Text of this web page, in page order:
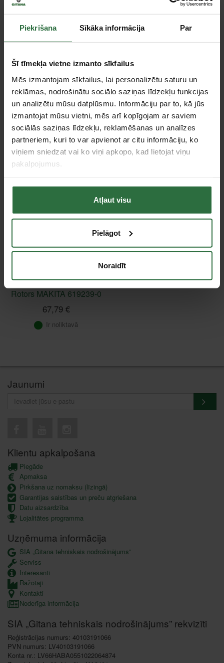
Piekrišana Sīkāka informācija Par
Šī tīmekļa vietne izmanto sīkfailus
Mēs izmantojam sīkfailus, lai personalizētu saturu un
reklāmas, nodrošinātu sociālo saziņas līdzekļu funkcijas
un analizētu mūsu datplūsmu. Informāciju par to, kā jūs
izmantojat mūsu vietni, mēs arī kopīgojam ar saviem
sociālās saziņas līdzekļu, reklamēšanas un analīzes
partneriem, kuri to var apvienot ar citu informāciju, ko
viņiem sniedzat vai ko viņi apkopo, kad lietojat viņu
pakalpojumus.
Atļaut visu
Pielāgot
Noraidīt
Salīdzināt Ieteikt cenu
Citas noliktavas, (uzzināt vairāk šeit, )
Tie, kas apskatīja šo preci, tāpat interesējās par...
Failed to load product list.
Apskatītie produkti
Rotors MAKITA 619239-0
67,79 €
Ir noliktavā
Jaunumi
Klientu apkalpošana
Piegāde
Apmaksa
Pirkšana uz nomaksu (līzingā)
Garantijas saistības un preču atgriešana
Datu aizsardzība
Lojalitātes programma
Uzņēmuma informācija
SIA „Gitana tehniskais nodrošinājums”
Serviss
Interesanti
Ražotāji
Kontakti
Noderīga informācija
SIA „Gitana tehniskais nodrošinājums” rekvizīti
Reģistrācijas numurs: 40103191066
PVN numurs: LV40103191066
Konta nr.: LV66HABA0551022064874